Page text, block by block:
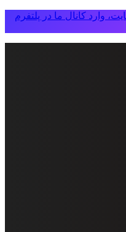
وارد کانال ما در پلتفرم